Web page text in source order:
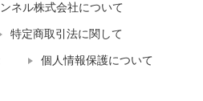
ネル株式会社について
特定商取引法に関して
個人情報保護について